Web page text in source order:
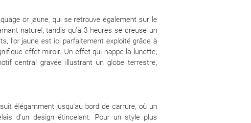
or jaune, qui se retrouve également sur le
naturel, tandis qu’à 3 heures se creuse un
l’or jaune est ici parfaitement exploité grâce à
effet miroir. Un effet qui nappe la lunette,
central gravée illustrant un globe terrestre,
élégamment jusqu’au bord de carrure, où un
d’un design étincelant. Pour un style plus